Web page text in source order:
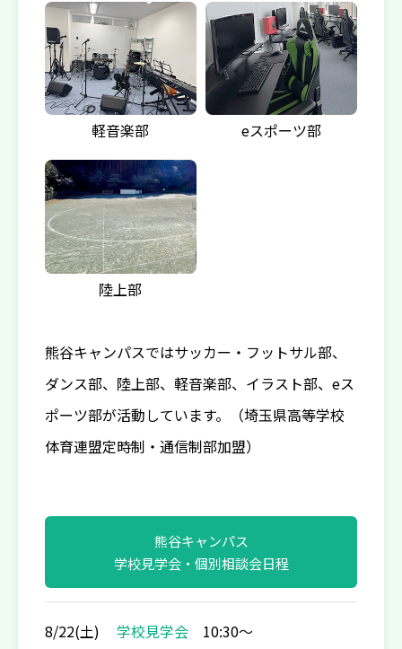
軽音楽部 eスポーツ部
陸上部
熊谷キャンパスではサッカー・フットサル部、
ダンス部、陸上部、軽音楽部、イラスト部、eス
ポーツ部が活動しています。（埼玉県高等学校
体育連盟定時制・通信制部加盟）
熊谷キャンパス
学校見学会・個別相談会日程
8/22(土) 学校見学会 10:30〜